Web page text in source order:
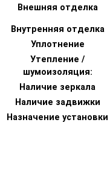
Внешняя отделка
Внутренняя отделка
Уплотнение
Утепление /
шумоизоляция:
Наличие зеркала
Наличие задвижки
Назначение установки